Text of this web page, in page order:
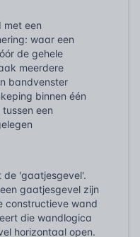
met een
waar een
de gehele
meerdere
bandvenster
binnen één
een
de 'gaatjesgevel'.
gaatjesgevel zijn
constructieve wand
die wandlogica
horizontaal open.